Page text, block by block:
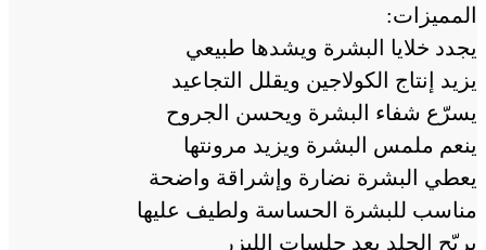
المميزات:
يجدد خلايا البشرة ويشدها طبيعي
يزيد إنتاج الكولاجين ويقلل التجاعيد
يسرّع شفاء البشرة ويحسن الجروح
ينعم ملمس البشرة ويزيد مرونتها
يعطي البشرة نضارة وإشراقة واضحة
مناسب للبشرة الحساسة ولطيف عليها
يريّح الجلد بعد جلسات الليزر